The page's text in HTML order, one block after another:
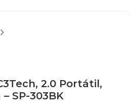
2.0 Portátil,
SP-303BK